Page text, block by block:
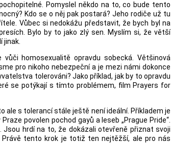
Pomyslel někdo na to, co bude tento
Kdo se o něj pak postará? Jeho rodiče už tu
Vůbec si nedokážu představit, že bych byl na
Bylo by to jako zlý sen. Myslím si, že větší
jinak.
homosexualitě opravdu sobecká. Většinová
pro nikoho nebezpeční a je mezi námi dokonce
tolerováni? Jako příklad, jak by to opravdu
se potýkají s tímto problémem, film Prayers for
ale s tolerancí stále ještě není ideální. Příkladem je
povolen pochod gayů a leseb „Prague Pride“.
hrdí na to, že dokázali otevřeně přiznat svoji
tento krok je totiž ten nejtěžší, ale pro nás